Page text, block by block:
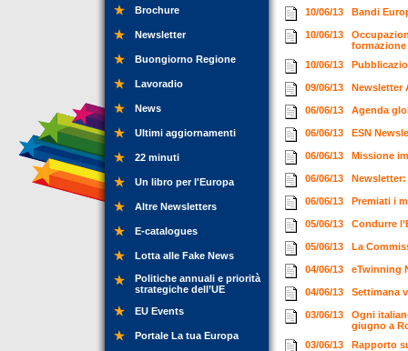
Brochure
Newsletter
Buongiorno Regione
Lavoradio
News
Ultimi aggiornamenti
22 minuti
Un libro per l'Europa
Altre Newsletters
E-catalogues
Lotta alle Fake News
Politiche annuali e priorità
strategiche dell’UE
EU Events
Portale La tua Europa
10/06/13 Bandi
10/06/13
formazione
10/06/13
09/06/13 Newsletter
06/06/13 Agenda
06/06/13 ESN
06/06/13 Missione
06/06/13
06/06/13 Premiati i
05/06/13 Condurre
05/06/13 La
04/06/13 eTwinning
04/06/13 Settimana
03/06/13
Ogni
giugno a
03/06/13
Rapporto